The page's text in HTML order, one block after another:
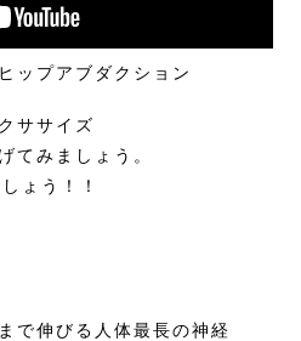
ップアブダクション
ササイズ
てみましょう。
ょう！！
で伸びる人体最長の神経